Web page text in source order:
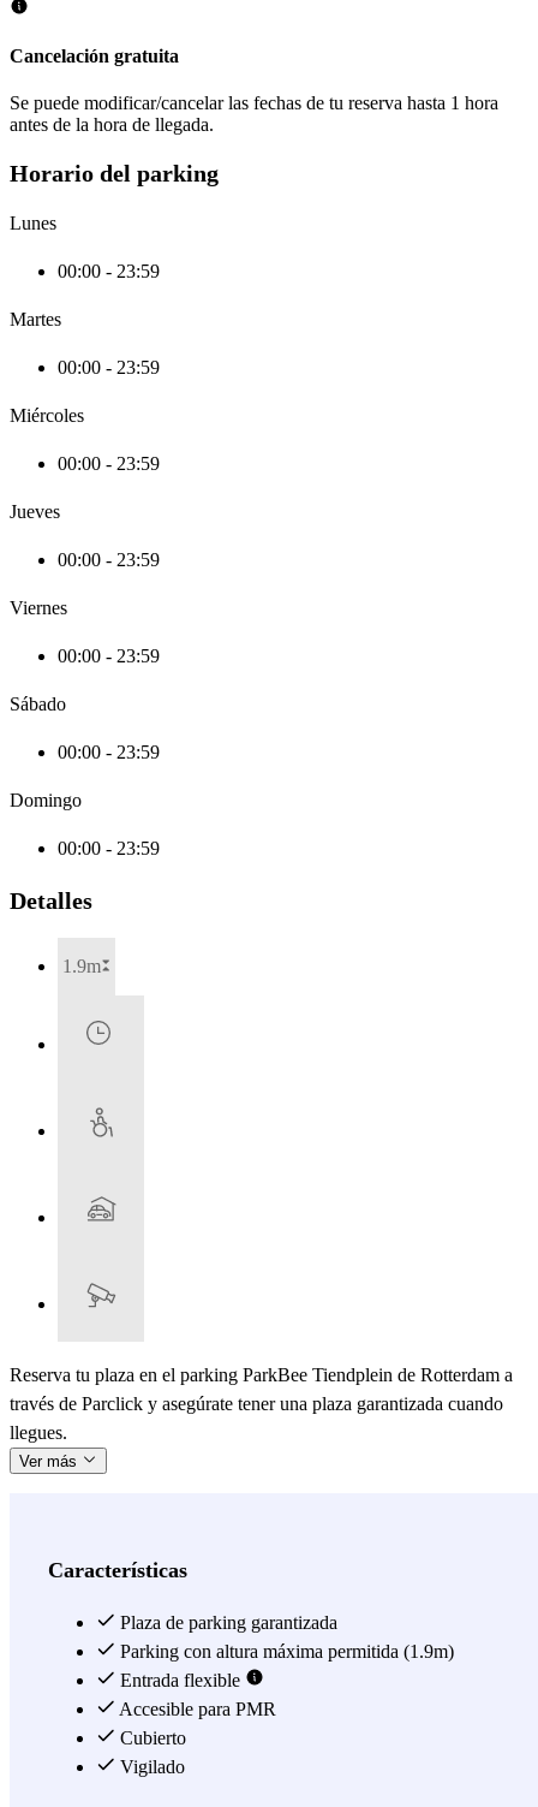
Cancelación gratuita
Se puede modificar/cancelar las fechas de tu reserva hasta 1 hora
antes de la hora de llegada.
Horario del parking
Lunes
00:00 - 23:59
Martes
00:00 - 23:59
Miércoles
00:00 - 23:59
Jueves
00:00 - 23:59
Viernes
00:00 - 23:59
Sábado
00:00 - 23:59
Domingo
00:00 - 23:59
Detalles
1.9m
Reserva tu plaza en el parking ParkBee Tiendplein de Rotterdam a
través de Parclick y asegúrate tener una plaza garantizada cuando
llegues.
Ver más
Características
Plaza de parking garantizada
Parking con altura máxima permitida (1.9m)
Entrada flexible
Accesible para PMR
Cubierto
Vigilado